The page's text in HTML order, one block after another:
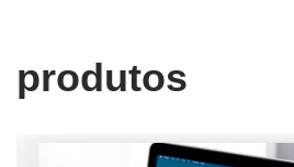
produtos